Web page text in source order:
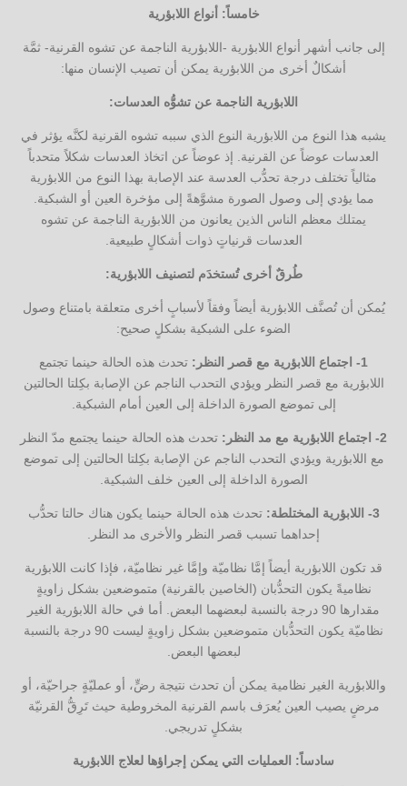
خامساً: أنواع اللابؤرية
إلى جانب أشهر أنواع اللابؤرية -اللابؤرية الناجمة عن تشوه القرنية- ثمَّة
أشكالٌ أخرى من اللابؤرية يمكن أن تصيب الإنسان منها:
اللابؤرية الناجمة عن تشوُّه العدسات:
يشبه هذا النوع من اللابؤرية النوع الذي سببه تشوه القرنية لكنَّه يؤثر في
العدسات عوضاً عن القرنية. إذ عوضاً عن اتخاذ العدسات شكلاً متحدباً
مثالياً تختلف درجة تحدُّب العدسة عند الإصابة بهذا النوع من اللابؤرية
مما يؤدي إلى وصول الصورة مشوَّهةً إلى مؤخرة العين أو الشبكية.
يمتلك معظم الناس الذين يعانون من اللابؤرية الناجمة عن تشوه
العدسات قرنياتٍ ذوات أشكالٍ طبيعية.
طُرقٌ أخرى تُستخدَم لتصنيف اللابؤرية:
يُمكن أن تُصنَّف اللابؤرية أيضاً وفقاً لأسبابٍ أخرى متعلقة بامتناع وصول
الضوء على الشبكية بشكلٍ صحيح:
1- اجتماع اللابؤرية مع قصر النظر:
تحدث هذه الحالة حينما تجتمع
اللابؤرية مع قصر النظر ويؤدي التحدب الناجم عن الإصابة بكِلتا الحالتين
إلى تموضع الصورة الداخلة إلى العين أمام الشبكية.
2- اجتماع اللابؤرية مع مد النظر:
تحدث هذه الحالة حينما يجتمع مدّ النظر
مع اللابؤرية ويؤدي التحدب الناجم عن الإصابة بكِلتا الحالتين إلى تموضع
الصورة الداخلة إلى العين خلف الشبكية.
3- اللابؤرية المختلطة:
تحدث هذه الحالة حينما يكون هناك حالتا تحدُّب
إحداهما تسبب قصر النظر والأخرى مد النظر.
قد تكون اللابؤرية أيضاً إمَّا نظاميّة وإمَّا غير نظاميّة، فإذا كانت اللابؤرية
نظاميةً يكون التحدُّبان (الخاصين بالقرنية) متموضعين بشكل زاويةٍ
مقدارها 90 درجة بالنسبة لبعضهما البعض. أما في حالة اللابؤرية الغير
نظاميّة يكون التحدُّبان متموضعين بشكل زاويةٍ ليست 90 درجة بالنسبة
لبعضها البعض.
واللابؤرية الغير نظامية يمكن أن تحدث نتيجة رضٍّ، أو عمليّةٍ جراحيّة، أو
مرضٍ يصيب العين يُعرَف باسم القرنية المخروطية حيث تَرِقُّ القرنيّة
بشكلٍ تدريجي.
سادساً: العمليات التي يمكن إجراؤها لعلاج اللابؤرية